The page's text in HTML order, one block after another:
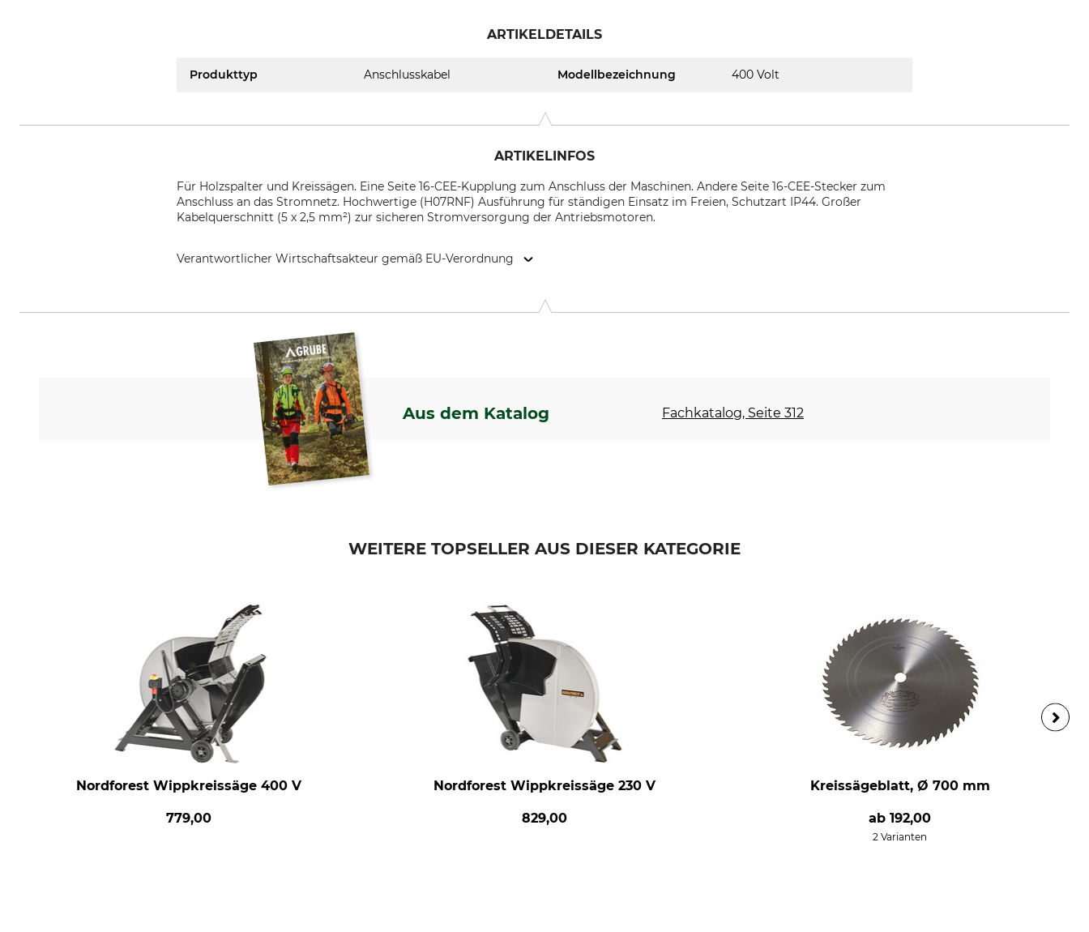
ARTIKELDETAILS
Produkttyp Anschlusskabel Modellbezeichnung 400 Volt
ARTIKELINFOS
Für Holzspalter und Kreissägen. Eine Seite 16-CEE-Kupplung zum Anschluss der Maschinen. Andere Seite 16-CEE-Stecker zum
Anschluss an das Stromnetz. Hochwertige (H07RNF) Ausführung für ständigen Einsatz im Freien, Schutzart IP44. Großer
Kabelquerschnitt (5 x 2,5 mm²) zur sicheren Stromversorgung der Antriebsmotoren.
Verantwortlicher Wirtschaftsakteur gemäß EU-Verordnung
Aus dem Katalog Fachkatalog, Seite 312
WEITERE TOPSELLER AUS DIESER KATEGORIE
Nordforest Wippkreissäge 400 V
779,00
Nordforest Wippkreissäge 230 V
829,00
Kreissägeblatt, Ø 700 mm
ab192,00
2 Varianten